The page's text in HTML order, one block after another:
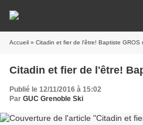
Accueil » Citadin et fier de l'être! Baptiste GROS
Citadin et fier de l'être!
Publié le 12/11/2016 à 15:02
Par GUC Grenoble Ski